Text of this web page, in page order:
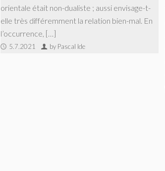
orientale était non-dualiste ; aussi envisage-t-
elle très différemment la relation bien-mal. En
l’occurrence, […]
5.7.2021 by Pascal Ide